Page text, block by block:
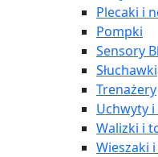
Plecaki i
Pompki
Sensory
Słuchawki
Trenażery
Uchwyty
Walizki i
Wieszaki